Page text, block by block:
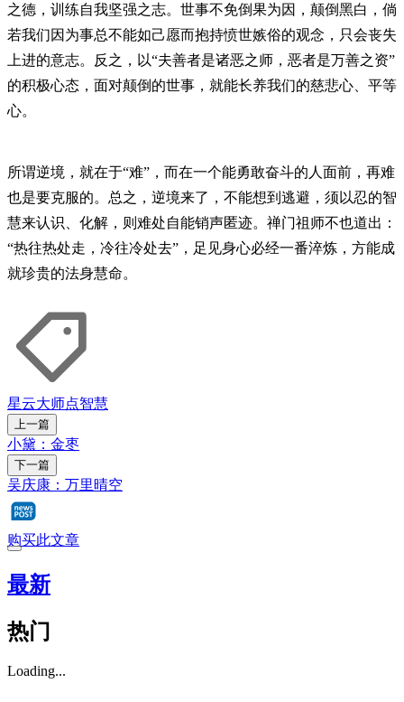
之德，训练自我坚强之志。世事不免倒果为因，颠倒黑白，倘
若我们因为事总不能如己愿而抱持愤世嫉俗的观念，只会丧失
上进的意志。反之，以“夫善者是诸恶之师，恶者是万善之资”
的积极心态，面对颠倒的世事，就能长养我们的慈悲心、平等
心。
所谓逆境，就在于“难”，而在一个能勇敢奋斗的人面前，再难
也是要克服的。总之，逆境来了，不能想到逃避，须以忍的智
慧来认识、化解，则难处自能销声匿迹。禅门祖师不也道出：
“热往热处走，冷往冷处去”，足见身心必经一番淬炼，方能成
就珍贵的法身慧命。
星云大师点智慧
上一篇
小黛：金枣
下一篇
吴庆康：万里晴空
购买此文章
最新
热门
Loading...